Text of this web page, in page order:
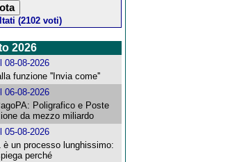
(2102 voti)
2026
08-08-2026
funzione ''Invia come''
06-08-2026
Poligrafico e Poste
da mezzo miliardo
05-08-2026
è un processo lunghissimo:
perché